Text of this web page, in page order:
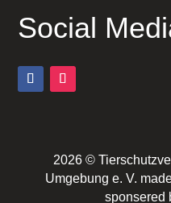
Social
2026 ©
Umgebung e. V.
sponsered